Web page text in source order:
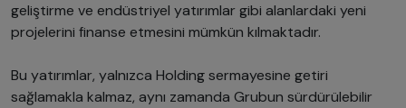
geliştirme ve endüstriyel yatırımlar gibi alanlardaki yeni
projelerini finanse etmesini mümkün kılmaktadır.
Bu yatırımlar, yalnızca Holding sermayesine getiri
sağlamakla kalmaz, aynı zamanda Grubun sürdürülebilir